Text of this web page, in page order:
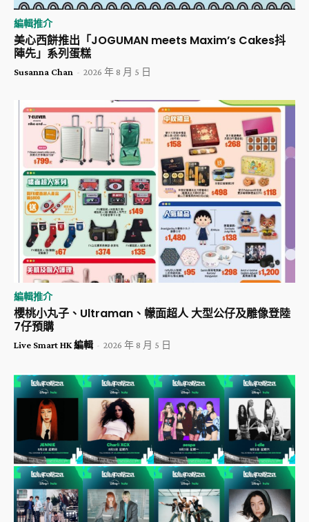
編輯推介
美心西餅推出「JOGUMAN meets Maxim’s Cakes抖
陣先」系列蛋糕
Susanna Chan - 2026 年 8 月 5 日
編輯推介
櫻桃小丸子、Ultraman、幪面超人 大型公仔及雕像登陸
7仔預購
Live Smart HK 編輯 - 2026 年 8 月 5 日